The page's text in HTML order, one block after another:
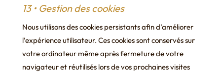
13 • Gestion des cookies
Nous utilisons des cookies persistants afin d’améliorer
l’expérience utilisateur. Ces cookies sont conservés sur
votre ordinateur même après fermeture de votre
navigateur et réutilisés lors de vos prochaines visites